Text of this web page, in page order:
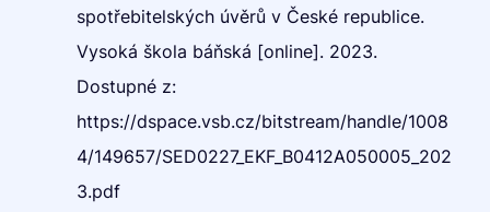
spotřebitelských úvěrů v České republice.
Vysoká škola báňská [online]. 2023.
Dostupné z:
https://dspace.vsb.cz/bitstream/handle/1008
4/149657/SED0227_EKF_B0412A050005_202
3.pdf